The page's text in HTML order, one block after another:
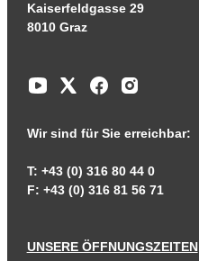
Kaiserfeldgasse 29
8010 Graz
Wir sind für Sie erreichbar:
T: +43 (0) 316 80 44 0
F: +43 (0) 316 81 56 71
UNSERE ÖFFNUNGSZEITEN